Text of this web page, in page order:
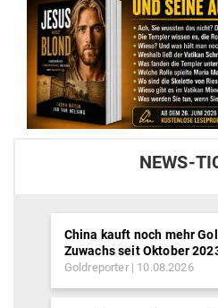
NEWS-
China kauft noch mehr
Zuwachs seit Oktober
Goldreporter 10.08.2026